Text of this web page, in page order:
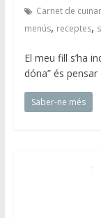
Carnet de cuinar
menús, receptes,
El meu fill s’ha
dóna” és
Saber-ne més